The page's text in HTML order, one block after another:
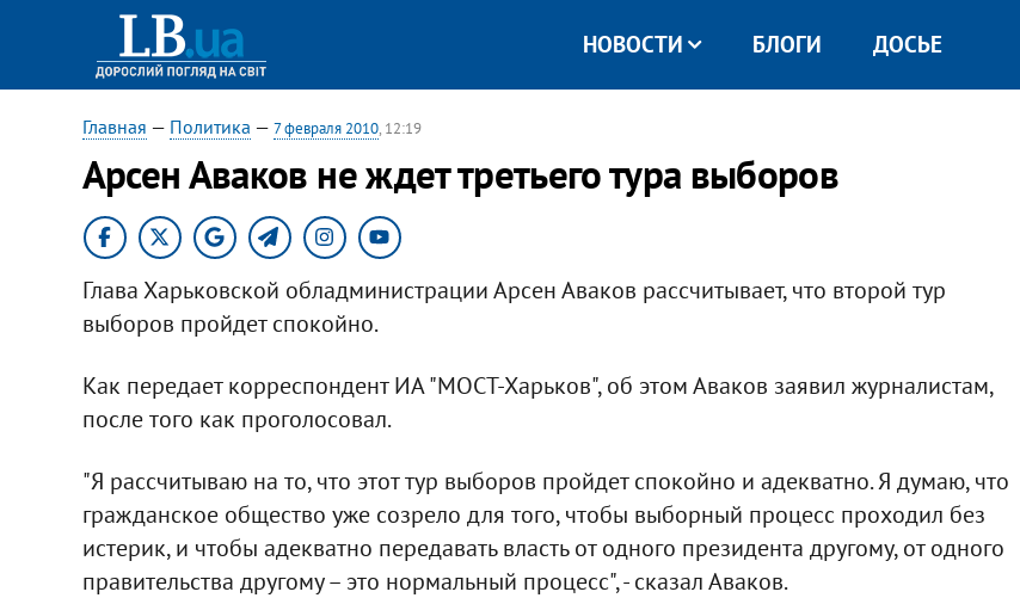
НОВОСТИ БЛОГИ ДОСЬЕ
Главная — Политика — 7 февраля 2010, 12:19
Арсен Аваков не ждет третьего тура выборов
Глава Харьковской обладминистрации Арсен Аваков рассчитывает, что второй тур
выборов пройдет спокойно.
Как передает корреспондент ИА "МОСТ-Харьков", об этом Аваков заявил журналистам,
после того как проголосовал.
"Я рассчитываю на то, что этот тур выборов пройдет спокойно и адекватно. Я думаю, что
гражданское общество уже созрело для того, чтобы выборный процесс проходил без
истерик, и чтобы адекватно передавать власть от одного президента другому, от одного
правительства другому – это нормальный процесс", - сказал Аваков.